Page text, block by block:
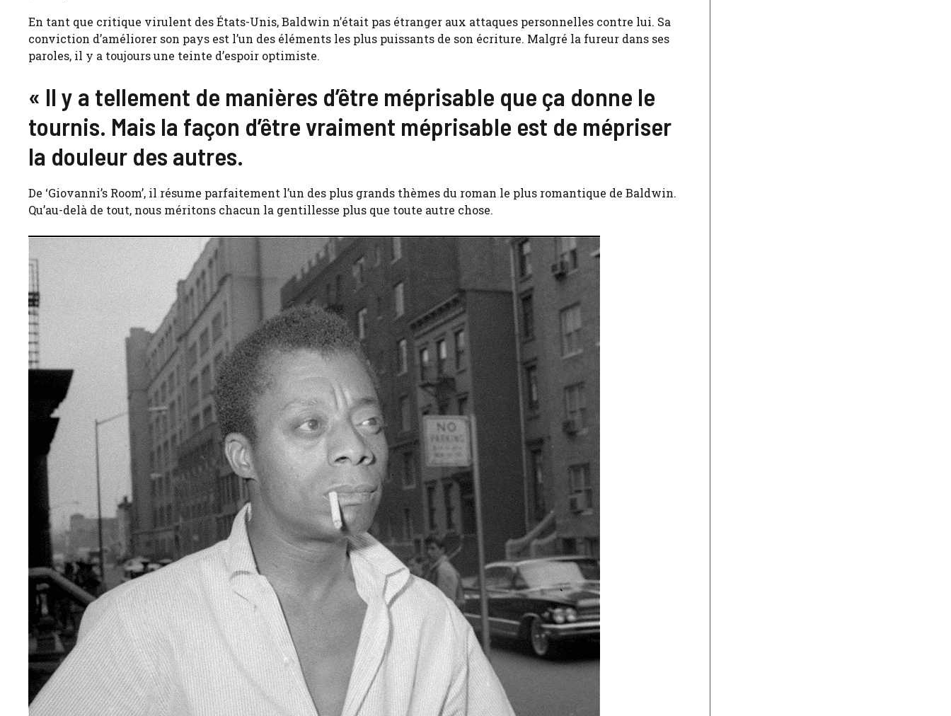
En tant que critique virulent des États-Unis, Baldwin n’était pas étranger aux attaques personnelles contre lui. Sa
conviction d’améliorer son pays est l’un des éléments les plus puissants de son écriture. Malgré la fureur dans ses
paroles, il y a toujours une teinte d’espoir optimiste.
« Il y a tellement de manières d’être méprisable que ça donne le
tournis. Mais la façon d’être vraiment méprisable est de mépriser
la douleur des autres.
De ‘Giovanni’s Room’, il résume parfaitement l’un des plus grands thèmes du roman le plus romantique de Baldwin.
Qu’au-delà de tout, nous méritons chacun la gentillesse plus que toute autre chose.